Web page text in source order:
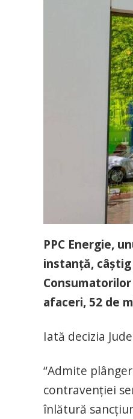
PPC Energie,
instanță,
afaceri, 52 de
Iată decizia
“Admite
contravenţiei
înlătură